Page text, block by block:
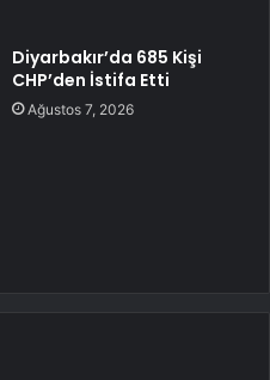
Diyarbakır’da 685 Kişi
CHP’den İstifa Etti
Ağustos 7, 2026